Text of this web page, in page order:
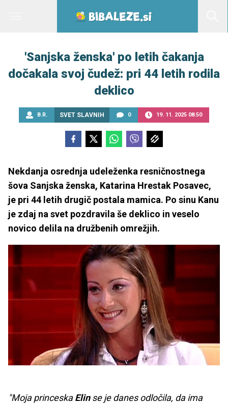
'Sanjska ženska' po letih čakanja
dočakala svoj čudež: pri 44 letih rodila
deklico
B.R. SVET SLAVNIH 0 19. 11. 2025 08.50
Nekdanja osrednja udeleženka resničnostnega
šova Sanjska ženska, Katarina Hrestak Posavec,
je pri 44 letih drugič postala mamica. Po sinu Kanu
je zdaj na svet pozdravila še deklico in veselo
novico delila na družbenih omrežjih.
"Moja princeskaElinse je danes odločila, da ima